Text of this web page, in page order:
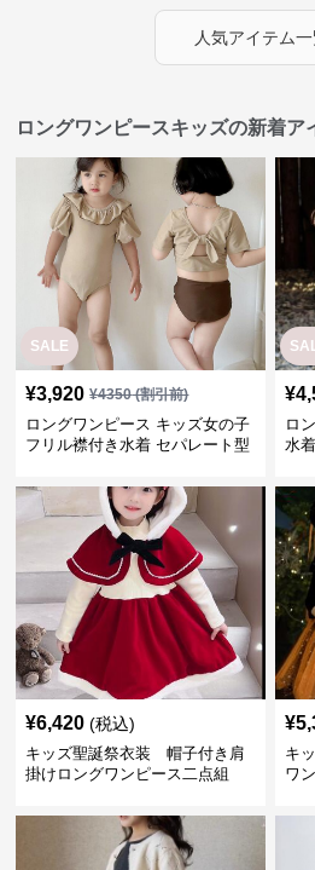
人気アイテム
ロングワンピースキッズの新着ア
SALE
¥3,920 ¥4350(割引前)
ロングワンピース キッズ女の子
フリル襟付き水着 セパレート型
¥
ロ
水
¥6,420 (税込)
キッズ聖誕祭衣装 帽子付き肩
掛けロングワンピース二点組
¥
キ
ワ